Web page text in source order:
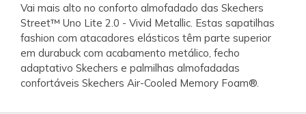
Vai mais alto no conforto almofadado das Skechers
Street™ Uno Lite 2.0 - Vivid Metallic. Estas sapatilhas
fashion com atacadores elásticos têm parte superior
em durabuck com acabamento metálico, fecho
adaptativo Skechers e palmilhas almofadadas
confortáveis Skechers Air-Cooled Memory Foam®.